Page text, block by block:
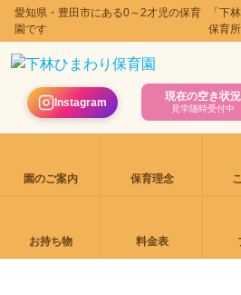
愛知県・豊田市にある0～2才児の保育
園です
「下
保育所
Instagram 現在の空き状況
見学随時受付中
園のご案内 保育理念
お持ち物 料金表